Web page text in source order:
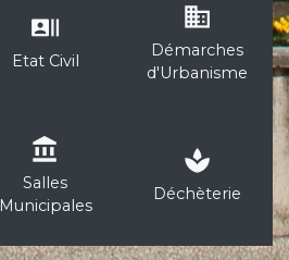
recent_actors
Etat Civil
business
Démarches
d'Urbanisme
account_balance
Salles
Municipales
spa
Déchèterie